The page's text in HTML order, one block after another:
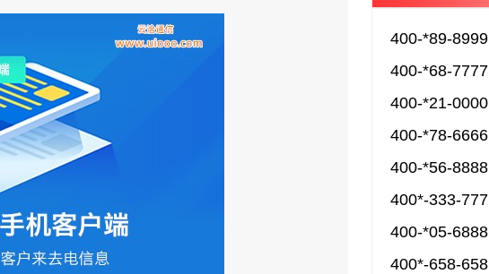
400-*89-8999
400-*68-7777
400-*21-0000
400-*78-6666
400-*56-8888
400*-333-777
400-*05-6888
400*-658-658